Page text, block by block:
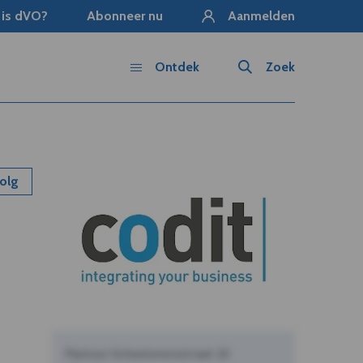
dVO? Abonneer nu Aanmelden
Zoek
Ontdek